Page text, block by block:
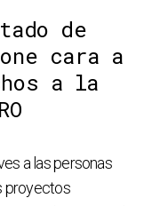
de
cara a
a la
a las personas
proyectos